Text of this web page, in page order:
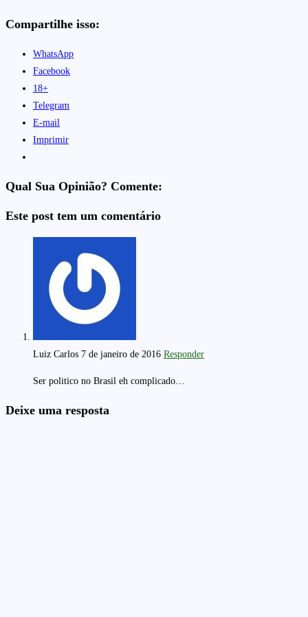
Compartilhe isso:
WhatsApp
Facebook
18+
Telegram
E-mail
Imprimir
Qual Sua Opinião? Comente:
Este post tem um comentário
Luiz Carlos 7 de janeiro de 2016 Responder
Ser politico no Brasil eh complicado…
Deixe uma resposta